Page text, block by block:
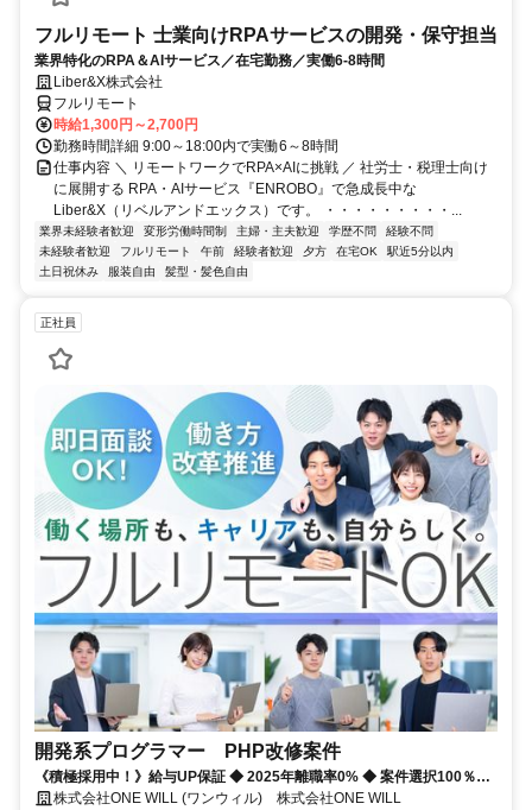
フルリモート 士業向けRPAサービスの開発・保守担当
業界特化のRPA＆AIサービス／在宅勤務／実働6-8時間
Liber&X株式会社
フルリモート
時給1,300円～2,700円
勤務時間詳細 9:00～18:00内で実働6～8時間
仕事内容 ＼ リモートワークでRPA×AIに挑戦 ／ 社労士・税理士向け
に展開する RPA・AIサービス『ENROBO』で急成長中な
Liber&X（リベルアンドエックス）です。 ・・・・・・・・・...
業界未経験者歓迎 変形労働時間制 主婦・主夫歓迎 学歴不問
経験不問
未経験者歓迎
フルリモート 午前 経験者歓迎 夕方 在宅OK
駅近5分以内
土日祝休み
服装自由 髪型・髪色自由
正社員
開発系プログラマー PHP改修案件
《積極採用中！》給与UP保証 ◆ 2025年離職率0% ◆ 案件選択100％！
◆ 平均残業7時間！
株式会社ONE WILL (ワンウィル) 株式会社ONE WILL